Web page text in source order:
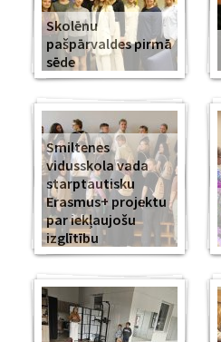
Skolēnu
pašpārvaldes pirmā
sēde
Smiltenes
vidusskola vada
starptautisku
Erasmus+ projektu
par iekļaujošu
izglītību